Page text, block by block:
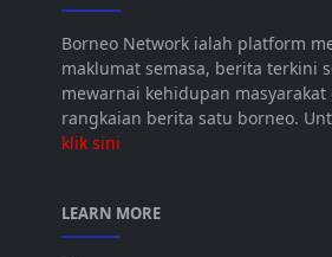
Borneo Network ialah platform
maklumat semasa, berita terkini
mewarnai kehidupan masyarakat
rangkaian berita satu borneo.
klik sini
LEARN MORE